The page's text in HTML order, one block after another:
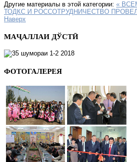
Другие материалы в этой категории: «
ТОДКС И РОССОТРУДНИЧЕСТВО
Наверх
МАҶАЛЛАИ ДЎСТӢ
ФОТОГАЛЕРЕЯ